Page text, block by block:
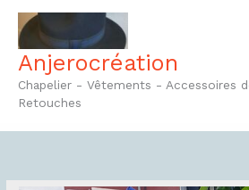
Aller
contenuAnjerocréation
Chapelier - Vêtements - Accessoires
Retouches